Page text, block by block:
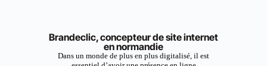
Brandeclic, concepteur de site internet
en normandie
Dans un monde de plus en plus digitalisé, il est